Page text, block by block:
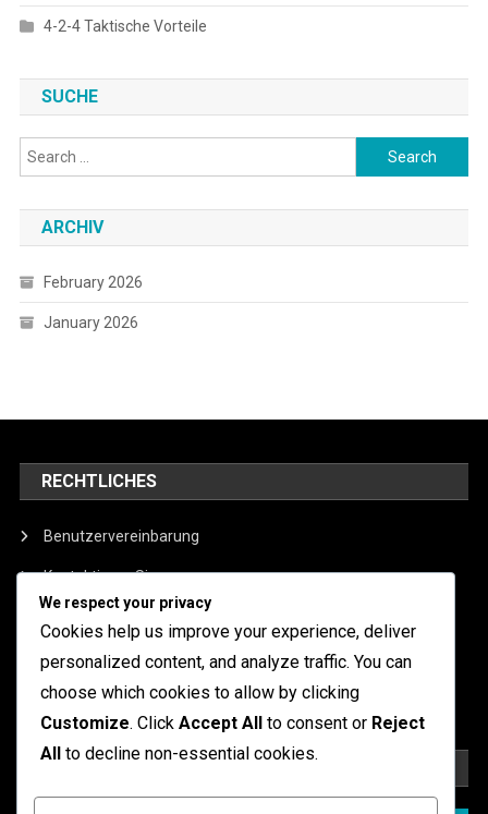
4-2-4 Taktische Vorteile
SUCHE
Search
for:
ARCHIV
February 2026
January 2026
RECHTLICHES
Benutzervereinbarung
Kontaktieren Sie uns
Wer wir sind
Datenschutzrichtlinie
Cookie-Richtlinie
We respect your privacy
Cookies help us improve your experience, deliver
personalized content, and analyze traffic. You can
choose which cookies to allow by clicking
Customize. Click Accept All to consent or Reject
All to decline non-essential cookies.